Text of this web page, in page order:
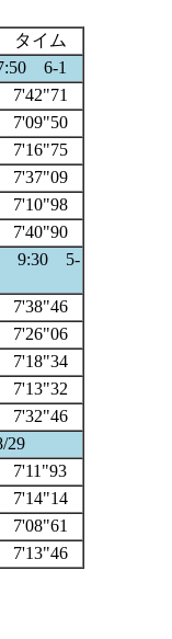
タイム
6-1
7'42"71
7'09"50
7'16"75
7'37"09
7'10"98
7'40"90
9:30 5-
7'38"46
7'26"06
7'18"34
7'13"32
7'32"46
29
7'11"93
7'14"14
7'08"61
7'13"46